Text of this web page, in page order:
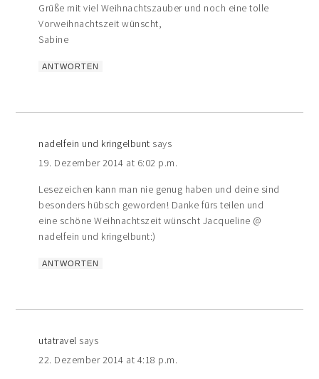
Grüße mit viel Weihnachtszauber und noch eine tolle
Vorweihnachtszeit wünscht,
Sabine
ANTWORTEN
nadelfein und kringelbunt says
19. Dezember 2014 at 6:02 p.m.
Lesezeichen kann man nie genug haben und deine sind
besonders hübsch geworden! Danke fürs teilen und
eine schöne Weihnachtszeit wünscht Jacqueline @
nadelfein und kringelbunt:)
ANTWORTEN
utatravel says
22. Dezember 2014 at 4:18 p.m.